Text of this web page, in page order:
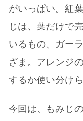
がいっぱい。紅
じは、葉だけで
いるもの、ガー
ざま。アレンジ
するか使い分け
今回は、もみじ